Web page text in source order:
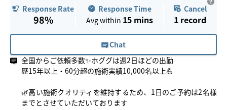
Response Rate
98%
Response Time
Avg within 15 mins
Cancel
1 record
Chat
全国からご依頼多数✨ホググは週2日ほどの出勤
歴15年以上・60分超の施術実績10,000名以上💪
🌿高い施術クオリティを維持するため、1日のご予約は2名様
までとさせていただいております